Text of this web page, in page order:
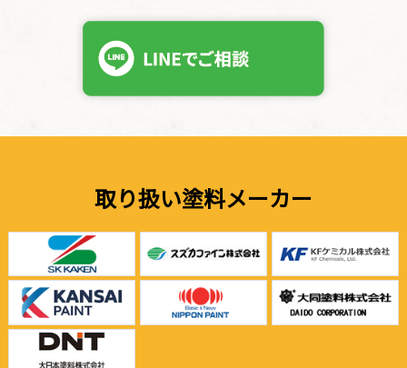
取り扱い塗料メーカー